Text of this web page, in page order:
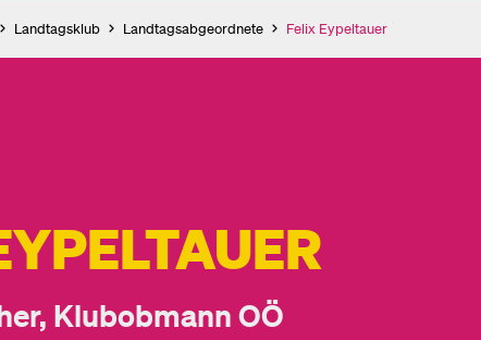
Landtagsklub Landtagsabgeordnete Felix Eypeltauer
Klubobmann OÖ